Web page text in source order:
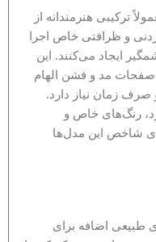
ترکیبی هنرمندانه از
و ظرافتی خاص اجرا
ایجاد می‌کنند. این
صفحات مد و فشن الهام
صرف زمان نیاز دارد.
رنگ‌های خاص و
شاخص این مدل‌ها
طبیعی اضافه برای